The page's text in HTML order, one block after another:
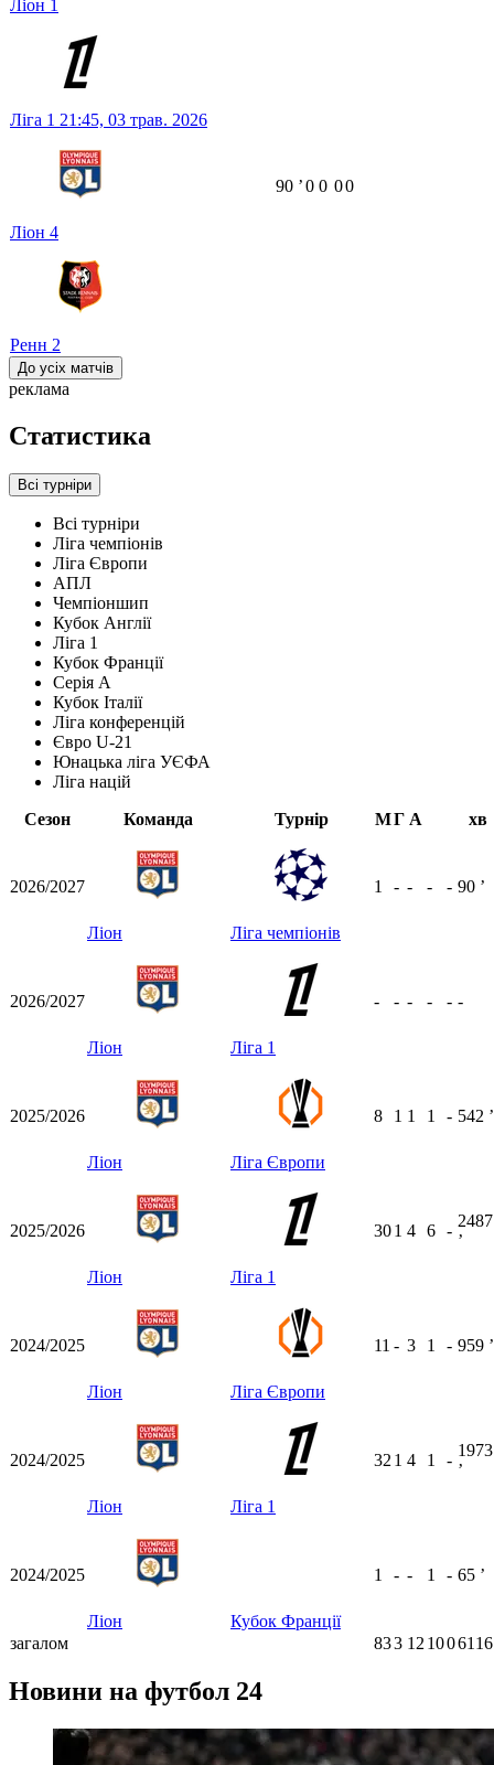
Ліон 1
Ліга 1 21:45, 03 трав. 2026
Ліон 4
Ренн 2
90 ʼ0 0 00
До усіх матчів
реклама
Статистика
Всі турніри
Всі турніри
Ліга чемпіонів
Ліга Європи
АПЛ
Чемпіоншип
Кубок Англії
Ліга 1
Кубок Франції
Серія А
Кубок Італії
Ліга конференцій
Євро U-21
Юнацька ліга УЄФА
Ліга націй
Сезон
Команда Турнір МГ А хв
2026/2027
Ліон Ліга чемпіонів
1 - - - - 90 ʼ
2026/2027
Ліон Ліга 1
- - - - - -
2025/2026
Ліон Ліга Європи
8 1 1 1 - 542 ʼ
2025/2026
Ліон Ліга 1
301 4 6 -
2487
ʼ
2024/2025
Ліон Ліга Європи
11 - 3 1 - 959 ʼ
2024/2025
Ліон Ліга 1
32 1 4 1 -
1973
ʼ
2024/2025
Ліон Кубок Франції
1 - - 1 - 65 ʼ
загалом 833 12 100
Новини на футбол 24